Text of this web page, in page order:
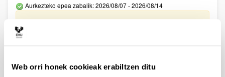
Web orri honek cookieak erabiltzen ditu
Aurkezteko epea zabalik: 2026/08/07 - 2026/08/14
ESKAERAK AURKEZTEKO EPEA 2026-08-14 ARTE ZABALIK.
UPV/EHUn Azpiegitura Zientifikoa eta Funts Bibliografikoak
Izapide irekia